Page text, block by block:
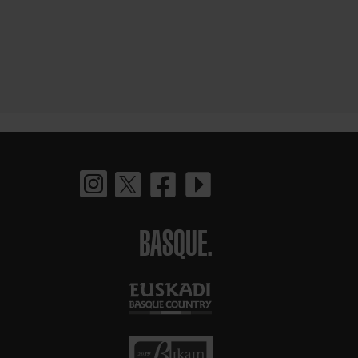
BASQUE.